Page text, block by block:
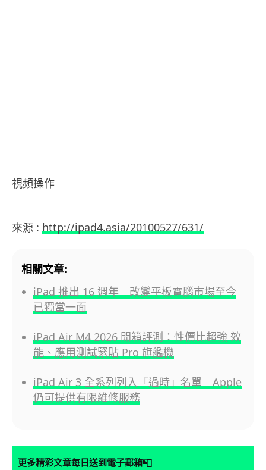
視頻操作
來源 : http://ipad4.asia/20100527/631/
相關文章:
iPad 推出 16 週年 改變平板電腦市場至今
已獨當一面
iPad Air M4 2026 開箱評測：性價比超強 效
能、應用測試緊貼 Pro 旗艦機
iPad Air 3 全系列列入「過時」名單 Apple
仍可提供有限維修服務
更多精彩文章每日送到電子郵箱📮